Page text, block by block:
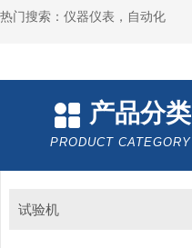
热门搜索：仪器仪表，自动化
产品分类
PRODUCT CATEGORY
试验机